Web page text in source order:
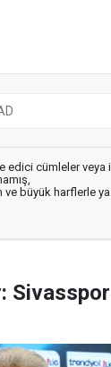
edici cümleler veya
büyük harflerle